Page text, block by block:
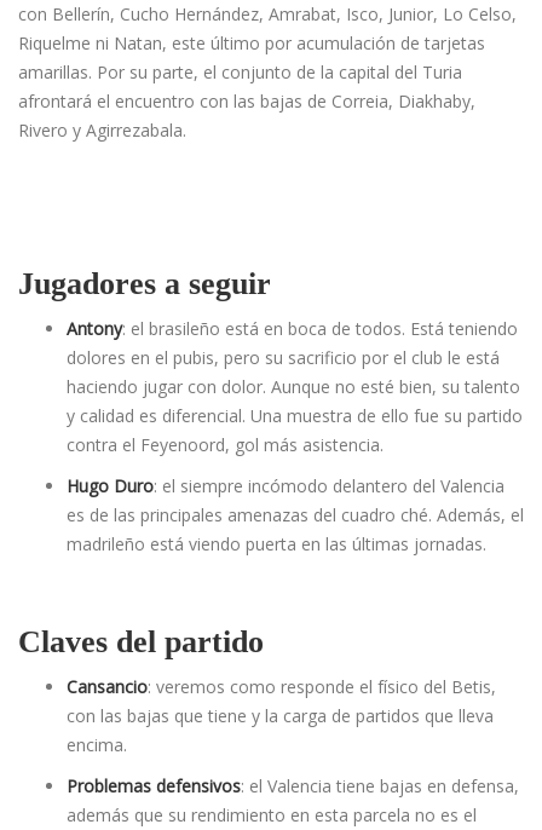
con Bellerín, Cucho Hernández, Amrabat, Isco, Junior, Lo Celso,
Riquelme ni Natan, este último por acumulación de tarjetas
amarillas. Por su parte, el conjunto de la capital del Turia
afrontará el encuentro con las bajas de Correia, Diakhaby,
Rivero y Agirrezabala.
Jugadores a seguir
Antony: el brasileño está en boca de todos. Está teniendo
dolores en el pubis, pero su sacrificio por el club le está
haciendo jugar con dolor. Aunque no esté bien, su talento
y calidad es diferencial. Una muestra de ello fue su partido
contra el Feyenoord, gol más asistencia.
Hugo Duro: el siempre incómodo delantero del Valencia
es de las principales amenazas del cuadro ché. Además, el
madrileño está viendo puerta en las últimas jornadas.
Claves del partido
Cansancio: veremos como responde el físico del Betis,
con las bajas que tiene y la carga de partidos que lleva
encima.
Problemas defensivos: el Valencia tiene bajas en defensa,
además que su rendimiento en esta parcela no es el